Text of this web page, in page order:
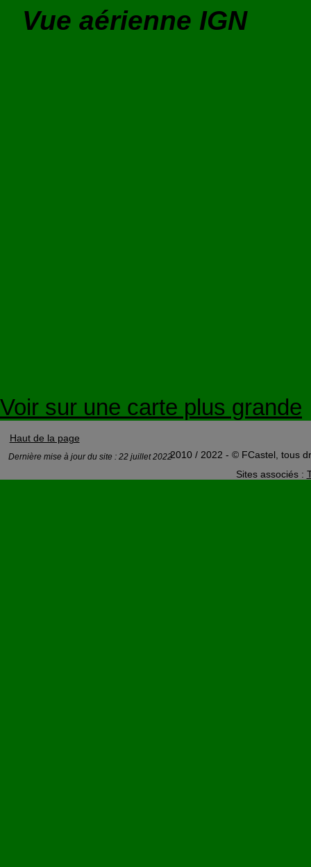
Vue aérienne IGN
Voir sur une carte plus grande
Haut de la page
Dernière mise à jour du site : 22 juillet 20222010 / 2022 - © FCastel, tous
Sites associés :